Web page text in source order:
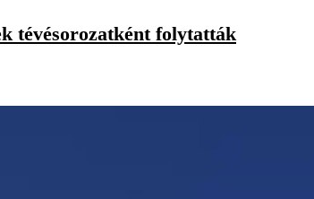
tévésorozatként folytatták